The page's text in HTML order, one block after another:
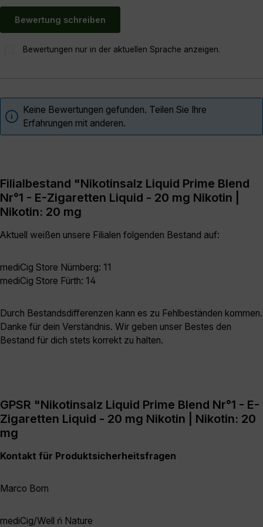
Bewertung schreiben
Bewertungen nur in der aktuellen Sprache anzeigen.
Keine Bewertungen gefunden. Teilen Sie Ihre
Erfahrungen mit anderen.
Filialbestand "Nikotinsalz Liquid Prime Blend
Nr°1 - E-Zigaretten Liquid - 20 mg Nikotin |
Nikotin: 20 mg
Aktuell weißen unsere Filialen folgenden Bestand auf:
mediCig Store Nürnberg: 11
mediCig Store Fürth: 14
Durch Bestandsdifferenzen kann es zu Fehlbeständen kommen.
Danke für dein Verständnis. Wir geben unser Bestes den
Bestand für dich stets korrekt zu halten.
GPSR "Nikotinsalz Liquid Prime Blend Nr°1 - E-
Zigaretten Liquid - 20 mg Nikotin | Nikotin: 20
mg
Kontakt für Produktsicherheitsfragen
Marco Born
mediCig/Well ń Nature